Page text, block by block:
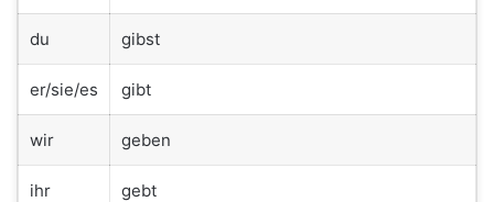
du gibst
er/sie/es gibt
wir geben
ihr gebt